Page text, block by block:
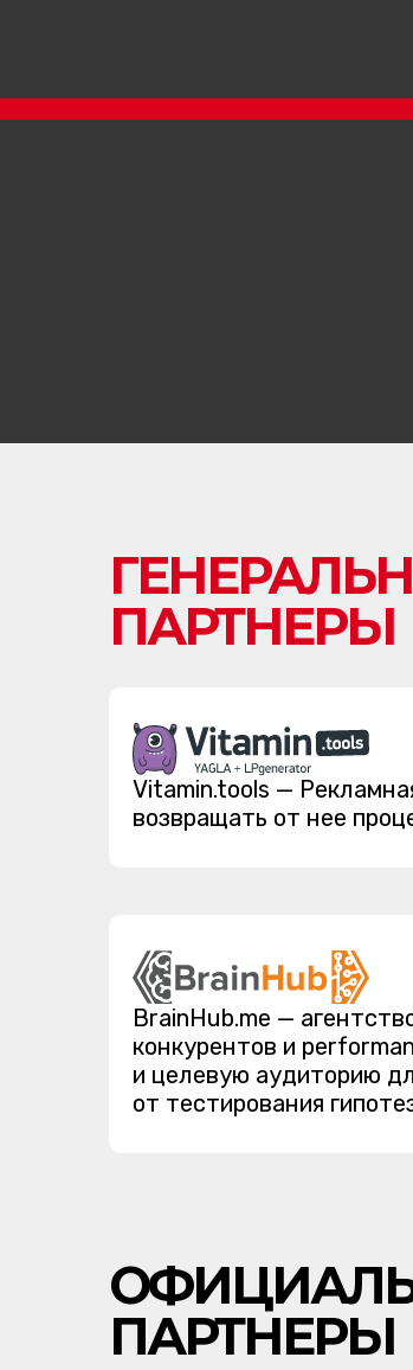
ПАРТНЕРЫ
Vitamin.tools —
возвращать от нее
BrainHub.me —
конкурентов и
и целевую аудиторию
от тестирования
ПАРТНЕРЫ